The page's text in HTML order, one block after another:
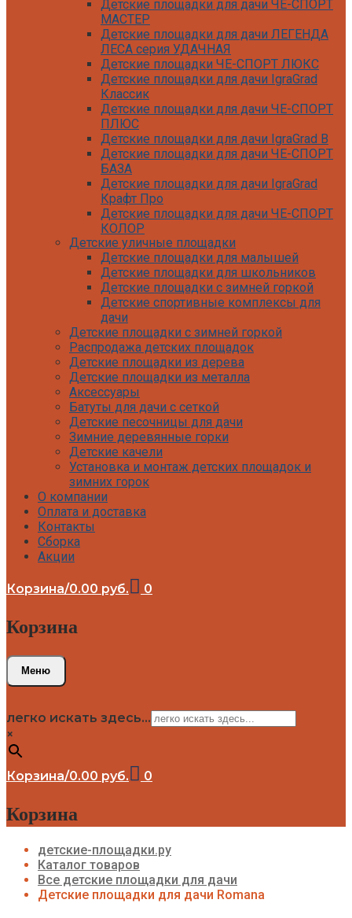
Детские площадки для дачи ЧЕ-СПОРТ
МАСТЕР
Детские площадки для дачи ЛЕГЕНДА
ЛЕСА серия УДАЧНАЯ
Детские площадки ЧЕ-СПОРТ ЛЮКС
Детские площадки для дачи IgraGrad
Классик
Детские площадки для дачи ЧЕ-СПОРТ
ПЛЮС
Детские площадки для дачи IgraGrad B
Детские площадки для дачи ЧЕ-СПОРТ
БАЗА
Детские площадки для дачи IgraGrad
Крафт Про
Детские площадки для дачи ЧЕ-СПОРТ
КОЛОР
Детские площадки для дачи IgraGrad С
Детские площадки для дачи ЧЕ-СПОРТ
КАРКАС
Детские площадки для дачи Савушка
КУБ
Детские уличные игровые площадки
для дачи IgraGrad К
Детские площадки для дачи IgraGrad W
Детские площадки для дачи Выше всех
Детские площадки для дачи Romana
Детские уличные площадки IgraGrad X
Детские площадки для дачи ЛЕГЕНДА
ЛЕСА серия ВСЕСЕЗОННАЯ
Детские площадки Савушка 4 Сезона
Детские площадки Савушка Мастер
(Махагон)
Детские площадки Савушка Мастер
(Махагон) 4 сезона
Детские площадки Савушка Мастер 4
Детские площадки для дачи Савушка
Детские площадки Савушка Блэк
Детские площадки Савушка Блэк
Здоровья
Детские площадки для дачи CustWood
Детские площадки для дачи Igragrad
Детские площадки для дачи IgraGrad
Клубный домик
Детские площадки для дачи Perfetto
Sport
Детские уличные площадки
Детские площадки для малышей
Детские площадки для школьников
Детские площадки с зимней горкой
Детские спортивные комплексы для
дачи
Детские площадки с зимней горкой
Распродажа детских площадок
Детские площадки из дерева
Детские площадки из металла
Аксессуары
Батуты для дачи с сеткой
Детские песочницы для дачи
Зимние деревянные горки
Детские качели
Установка и монтаж детских площадок и
зимних горок
О компании
Оплата и доставка
Контакты
Сборка
Акции
Корзина/0.00 руб. 0
Корзина
Меню
легко искать здесь...
×
Корзина/0.00 руб. 0
Корзина
детские-площадки.ру
Каталог товаров
Все детские площадки для дачи
Детские площадки для дачи Romana